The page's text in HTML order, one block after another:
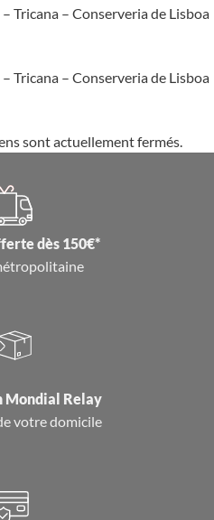
Tricana – Conserveria de Lisboa
Tricana – Conserveria de Lisboa
sont actuellement fermés.
dès 150€*
Mondial Relay
votre domicile